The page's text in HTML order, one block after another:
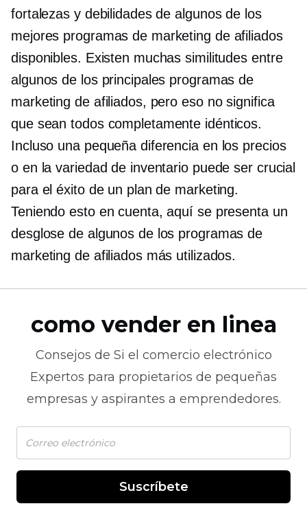
fortalezas y debilidades de algunos de los
mejores programas de marketing de afiliados
disponibles. Existen muchas similitudes entre
algunos de los principales programas de
marketing de afiliados, pero eso no significa
que sean todos completamente idénticos.
Incluso una pequeña diferencia en los precios
o en la variedad de inventario puede ser crucial
para el éxito de un plan de marketing.
Teniendo esto en cuenta, aquí se presenta un
desglose de algunos de los programas de
marketing de afiliados más utilizados.
como vender en linea
Consejos de Si el comercio electrónico
Expertos para propietarios de pequeñas
empresas y aspirantes a emprendedores.
Suscríbete